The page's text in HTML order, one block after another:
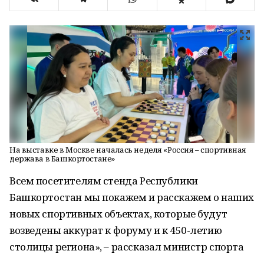
На выставке в Москве началась неделя «Россия – спортивная
держава в Башкортостане»
Всем посетителям стенда Республики
Башкортостан мы покажем и расскажем о наших
новых спортивных объектах, которые будут
возведены аккурат к форуму и к 450-летию
столицы региона», – рассказал министр спорта